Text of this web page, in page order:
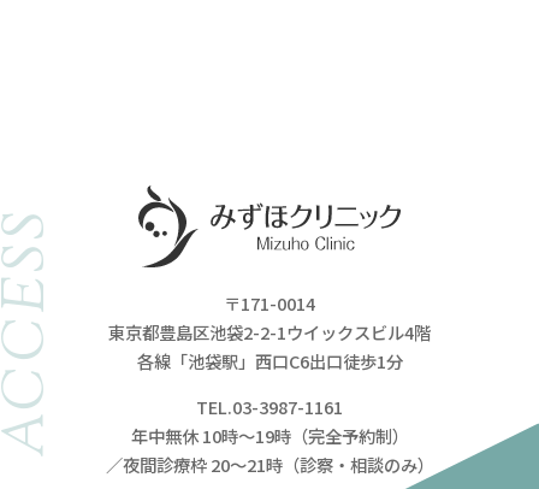
〒171-0014
東京都豊島区池袋2-2-1ウイックスビル4階
各線「池袋駅」西口C6出口徒歩1分
TEL.03-3987-1161
年中無休 10時～19時（完全予約制）
／夜間診療枠 20～21時（診察・相談のみ）